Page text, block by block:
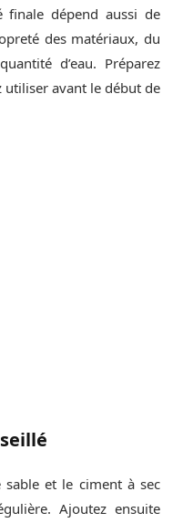
finale dépend aussi de
des matériaux, du
d’eau. Préparez
utiliser avant le début de
sable et le ciment à sec
Ajoutez ensuite